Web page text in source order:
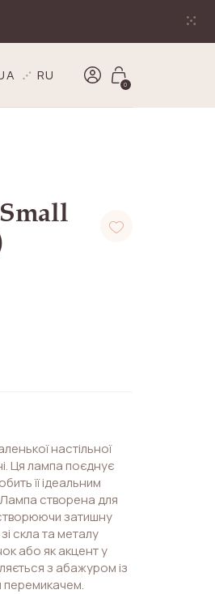
RU
0
настільної
Ця лампа поєднує
її ідеальним
створена для
затишну
скла та металу
або як акцент у
з абажуром із